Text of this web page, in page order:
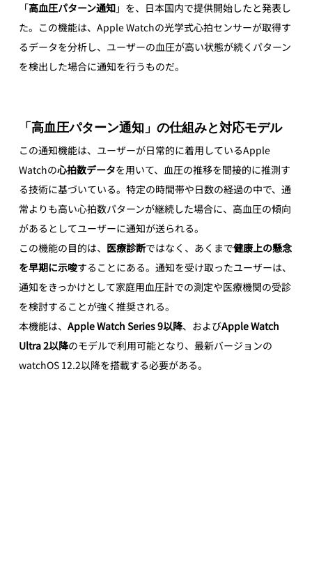
「高血圧パターン通知」を、日本国内で提供開始したと発表し
た。この機能は、Apple Watchの光学式心拍センサーが取得す
るデータを分析し、ユーザーの血圧が高い状態が続くパターン
を検出した場合に通知を行うものだ。
「高血圧パターン通知」の仕組みと対応モデル
この通知機能は、ユーザーが日常的に着用しているApple
Watchの心拍数データを用いて、血圧の推移を間接的に推測す
る技術に基づいている。特定の時間帯や日数の経過の中で、通
常よりも高い心拍数パターンが継続した場合に、高血圧の傾向
があるとしてユーザーに通知が送られる。
この機能の目的は、 医療診断ではなく、あくまで健康上の懸念
を早期に示唆することにある。通知を受け取ったユーザーは、
通知をきっかけとして家庭用血圧計での測定や医療機関の受診
を検討することが強く推奨される。
本機能は、 Apple Watch Series 9以降、およびApple Watch
Ultra 2以降のモデルで利用可能となり、最新バージョンの
watchOS 12.2以降を搭載する必要がある。